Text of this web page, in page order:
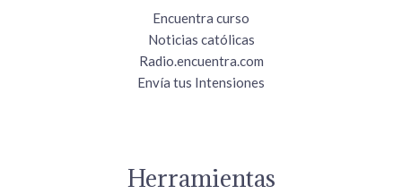
Encuentra curso
Noticias católicas
Radio.encuentra.com
Envía tus Intensiones
Herramientas